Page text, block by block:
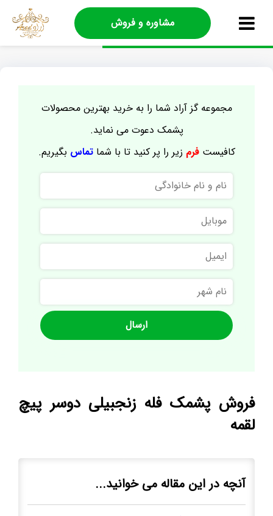
مشاوره و فروش
مجموعه گز آراد شما را به خرید بهترین محصولات
پشمک دعوت می نماید.
کافیستفرم زیر را پر کنید تا با شماتماس بگیریم.
نام
و
نام
خانوادگی
موبایل
ایمیل
نام
شهر
فروش پشمک فله زنجبیلی دوسر پیچ
لقمه
آنچه در این مقاله می خوانید...